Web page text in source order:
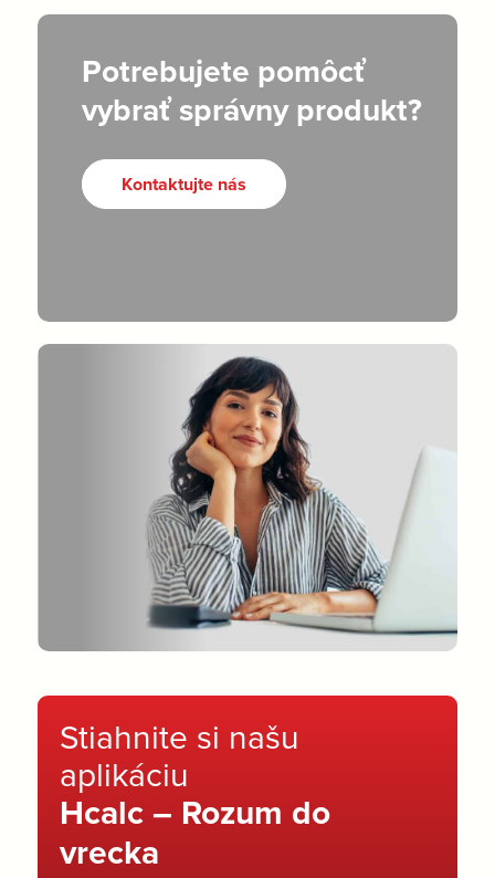
Potrebujete pomôcť
vybrať správny produkt?
Kontaktujte nás
Stiahnite si našu
aplikáciu
Hcalc – Rozum do
vrecka